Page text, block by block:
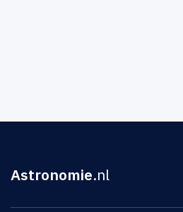
Astronomie.nl